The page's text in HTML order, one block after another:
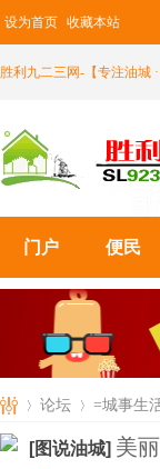
设为首页 收藏本站
胜利九二三网-【专注油城 ·
门户 便民
论坛 =城事生
[图说油城] 美